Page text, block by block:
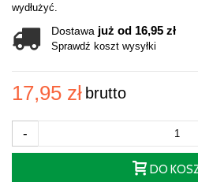
wydłużyć.
Dostawa już od 16,95 zł
Sprawdź koszt wysyłki
17,95 zł brutto
-
DO